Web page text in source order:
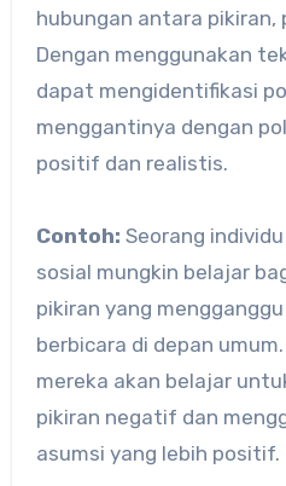
hubungan antara pikiran,
Dengan menggunakan
dapat mengidentifikasi
menggantinya dengan
positif dan realistis.
Contoh: Seorang
sosial mungkin belajar
pikiran yang
berbicara di depan
mereka akan belajar
pikiran negatif dan
asumsi yang lebih positif.